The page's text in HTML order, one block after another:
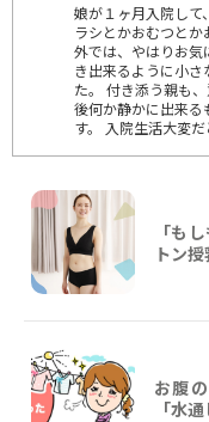
娘が１ヶ月入院して
ラシとかおむつと
外では、やはりお
き出来るように小
た。 付き添う親も
後何か静かに出来る
す。 入院生活大変
「も
トン
お腹
「水